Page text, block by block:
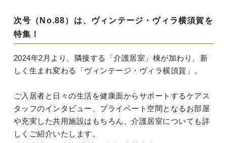
次号（No.88）は、ヴィンテージ・ヴィラ横須賀を
特集！
2024年2月より、隣接する「介護居室」棟が加わり、新
しく生まれ変わる「ヴィンテージ・ヴィラ横須賀」。
ご入居者と日々の生活を健康面からサポートするケアス
タッフのインタビュー、プライベート空間となるお部屋
や充実した共用施設はもちろん、介護居室についても詳
しくご紹介いたします。